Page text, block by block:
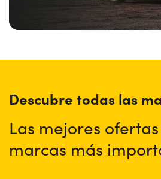
Descubre todas las
Las mejores
marcas más